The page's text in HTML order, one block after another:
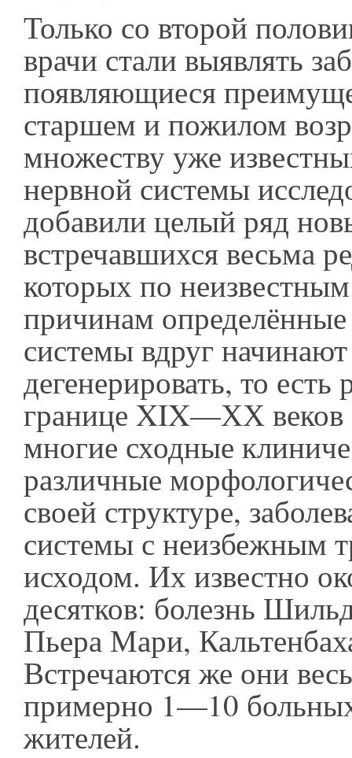
Только со второй
врачи стали выявлять
появляющиеся
старшем и пожилом
множеству уже
нервной системы
добавили целый ряд
встречавшихся весьма
которых по
причинам
системы вдруг
дегенерировать, то
границе XIX—ХХ веков
многие сходные
различные
своей структуре,
системы с неизбежным
исходом. Их известно
десятков: болезнь
Пьера Мари,
Встречаются же они
примерно 1—10
жителей.